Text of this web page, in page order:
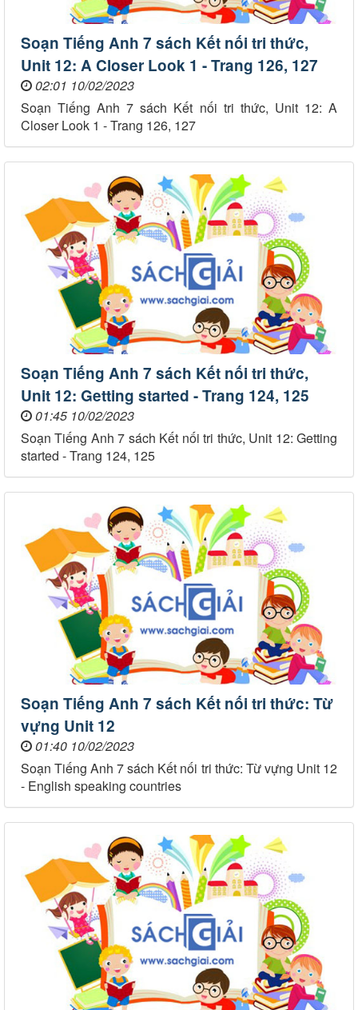
Soạn Tiếng Anh 7 sách Kết nối tri thức,
Unit 12: A Closer Look 1 - Trang 126, 127
02:01 10/02/2023
Soạn Tiếng Anh 7 sách Kết nối tri thức, Unit 12: A
Closer Look 1 - Trang 126, 127
Soạn Tiếng Anh 7 sách Kết nối tri thức,
Unit 12: Getting started - Trang 124, 125
01:45 10/02/2023
Soạn Tiếng Anh 7 sách Kết nối tri thức, Unit 12: Getting
started - Trang 124, 125
Soạn Tiếng Anh 7 sách Kết nối tri thức: Từ
vựng Unit 12
01:40 10/02/2023
Soạn Tiếng Anh 7 sách Kết nối tri thức: Từ vựng Unit 12
- English speaking countries